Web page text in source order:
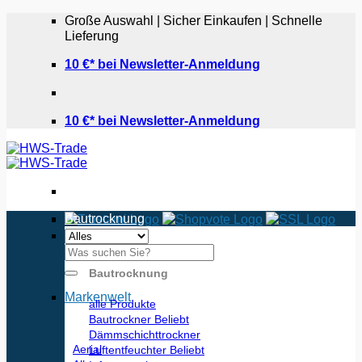
Große Auswahl | Sicher Einkaufen | Schnelle
Lieferung
10 €* bei Newsletter-Anmeldung
10 €* bei Newsletter-Anmeldung
Suchen
nach:
Markenwelt
Aerial
Bautrocknung
Bautrocknung
alle Produkte
Bautrockner
Dämmschichttrockner
Luftentfeuchter